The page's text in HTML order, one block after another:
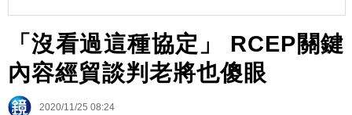
「沒看過這種協定」 RCEP關鍵
內容經貿談判老將也傻眼
2020/11/25 08:24